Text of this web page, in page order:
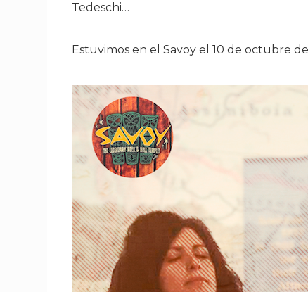
Tedeschi…
Estuvimos en el Savoy el 10 de octubre